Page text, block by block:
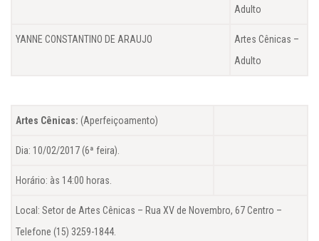
Adulto
YANNE CONSTANTINO DE ARAUJO
Artes Cênicas –
Adulto
Artes Cênicas: (Aperfeiçoamento)
Dia: 10/02/2017 (6ª feira).
Horário: às 14:00 horas.
Local: Setor de Artes Cênicas – Rua XV de Novembro, 67 Centro –
Telefone (15) 3259-1844.